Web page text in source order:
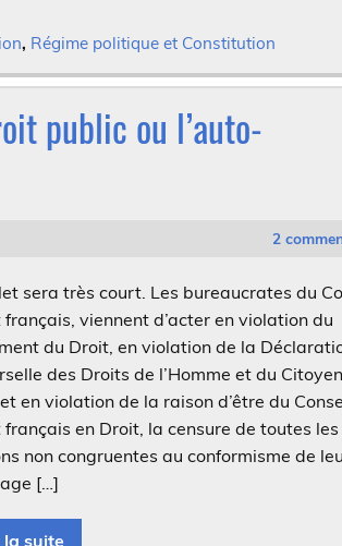
, Régime politique et Constitution
public ou l’auto-
2
sera très court. Les bureaucrates du
français, viennent d’acter en violation du
du Droit, en violation de la
des Droits de l’Homme et du
en violation de la raison d’être du
français en Droit, la censure de toutes les
non congruentes au conformisme de
[…]
la suite